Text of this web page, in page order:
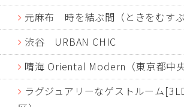
元麻布 時を結ぶ間（ときをむすぶ
渋谷 URBAN CHIC
晴海 Oriental Modern（東京都中央
ラグジュアリーなゲストルーム